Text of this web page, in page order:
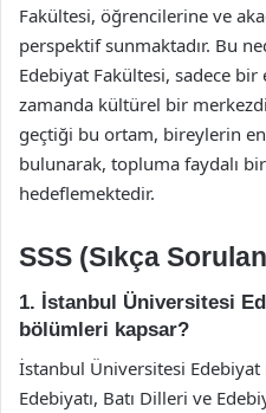
Fakültesi, öğrencilerine ve
perspektif sunmaktadır. Bu
Edebiyat Fakültesi, sadece
zamanda kültürel bir
geçtiği bu ortam, bireylerin
bulunarak, topluma faydalı
hedeflemektedir.
SSS (Sıkça
1. İstanbul Üniversitesi
bölümleri kapsar?
İstanbul Üniversitesi
Edebiyatı, Batı Dilleri ve